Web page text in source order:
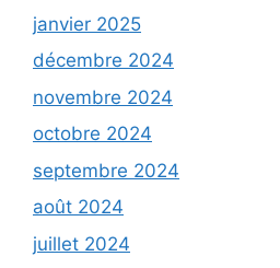
janvier 2025
décembre 2024
novembre 2024
octobre 2024
septembre 2024
août 2024
juillet 2024